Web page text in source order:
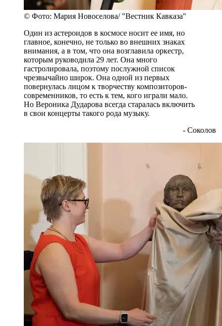
© Фото: Мария Новоселова/ "Вестник Кавказа"
Один из астероидов в космосе носит ее имя, но
главное, конечно, не только во внешних знаках
внимания, а в том, что она возглавила оркестр,
которым руководила 29 лет. Она много
гастролировала, поэтому послужной список
чрезвычайно широк. Она одной из первых
повернулась лицом к творчеству композиторов-
современников, то есть к тем, кого играли мало.
Но Вероника Дударова всегда старалась включить
в свои концерты такого рода музыку.
- Соколов